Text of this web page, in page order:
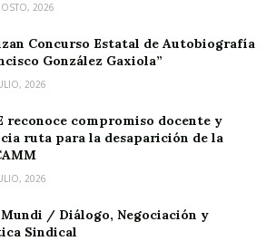
2026
Concurso Estatal de Autobiografía
González Gaxiola”
2026
reconoce compromiso docente y
ruta para la desaparición de la
2026
/ Diálogo, Negociación y
Sindical